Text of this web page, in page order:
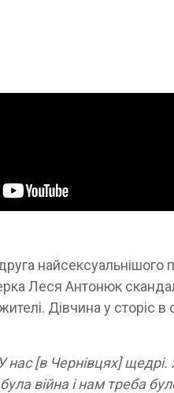
найсексуальнішого
Леся Антонюк
Дівчина у
нас [в Чернівцях]
війна і нам треба